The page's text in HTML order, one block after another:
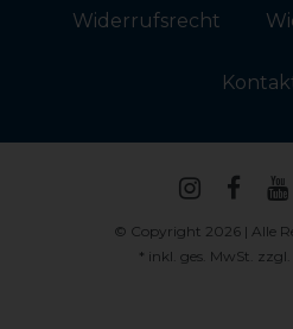
Widerrufs­recht
© Copyright 2026 | Alle
* inkl. ges. MwSt. zzgl.